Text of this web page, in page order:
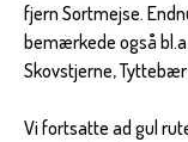
fjern Sortmejse.
bemærkede også
Skovstjerne,
Vi fortsatte ad gul